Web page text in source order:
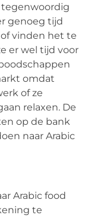
genoeg tijd
vinden het te
er wel tijd voor
omdat
of ze
relaxen. De
op de bank
naar Arabic
Arabic food
te